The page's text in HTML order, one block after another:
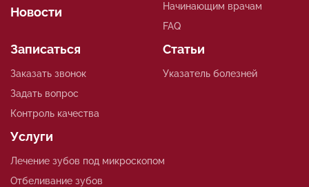
Новости
Услуги
Лечение зубов под микроскопом
Отбеливание зубов
Начинающим врачам
FAQ
Статьи
Указатель болезней
Записаться
Заказать звонок
Задать вопрос
Контроль качества